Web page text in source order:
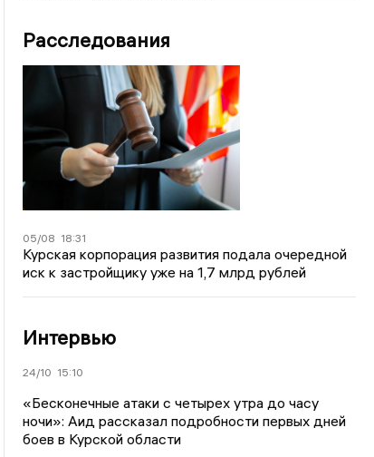
Расследования
05/08 18:31
Курская корпорация развития подала очередной
иск к застройщику уже на 1,7 млрд рублей
Интервью
24/10 15:10
«Бесконечные атаки с четырех утра до часу
ночи»: Аид рассказал подробности первых дней
боев в Курской области